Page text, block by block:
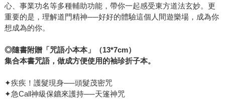
心、事業功名等多種輔助功能，帶你一起感受東方道法玄妙。更
重要的是，理解道門精神──好好的體驗這個人間遊樂場，成為你
想成為的你。
◎隨書附贈「咒語小本本」（13*7cm）
集合本書咒語，做成方便使用的袖珍折子本。
✦疾疾！護髮現身──頭髮茂密咒
✦急Call神級保鑣來護持──天篷神咒